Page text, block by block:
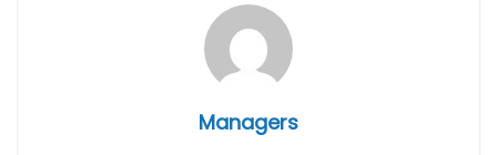
Managers